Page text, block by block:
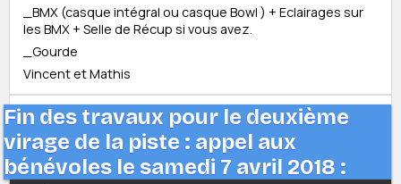
_BMX (casque intégral ou casque Bowl ) + Eclairages sur
les BMX + Selle de Récup si vous avez.
_Gourde
Vincent et Mathis
Fin des travaux pour le deuxième
virage de la piste : appel aux
bénévoles le samedi 7 avril 2018 :